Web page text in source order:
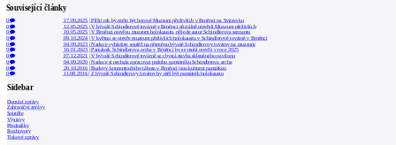
Související články
0 17.09.2025 |Příští rok by mělo být hotové Muzeum přeživších v Brněnci na Svitavsku
0
12.05.2025 |V bývalé Schindlerově továrně v Brněnci oficiálně otevřeli Muzeum přeživších
0
10.05.2025 |V Brněnci otevřou muzeum holokaustu, přijede autor Schindlerova seznamu
0 09.10.2024 |V květnu se otevře muzeum přeživších holokaustu v Schindlerově továrně v Brněnci
0
04.09.2023 |Nadace vyhlašuje soutěž na přeměnu bývalé Schindlerovy továrny na muzeum
0
16.01.2023 |Památník Schindlerova archa v Brněnci by se mohl otevřít v roce 2025
0 07.12.2021 |V bývalé Schindlerově továrně se chystá stavba skleněného pavilonu
0
04.09.2020 |Nadace si nechala zpracovat podobu památníku Schindlerova archa
0
20.10.2016 |Budovy koncentračního tábora v Brněnci jsou kulturní památkou
0
11.08.2016| Z bývalé Schindlerovy továrny by měl být památník holokaustu
Sidebar
Domácí zprávy
Zahraniční zprávy
Soutěže
Výstavy
Přednášky
Rozhovory
Tiskové zprávy